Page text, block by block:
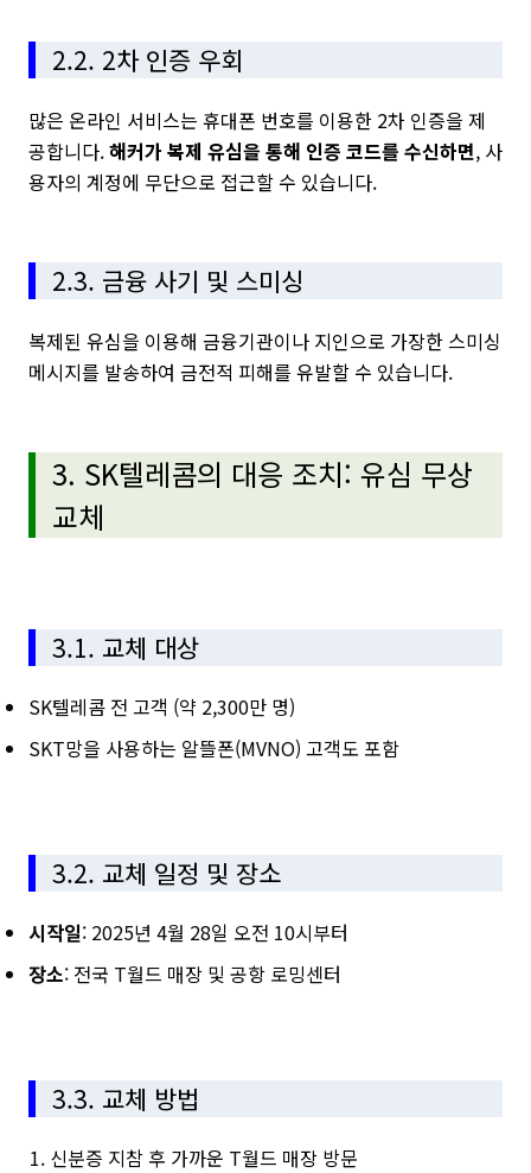
2.2. 2차 인증 우회
많은 온라인 서비스는 휴대폰 번호를 이용한 2차 인증을 제
공합니다.해커가 복제 유심을 통해 인증 코드를 수신하면, 사
용자의 계정에 무단으로 접근할 수 있습니다.
2.3. 금융 사기 및 스미싱
복제된 유심을 이용해 금융기관이나 지인으로 가장한 스미싱
메시지를 발송하여 금전적 피해를 유발할 수 있습니다.
3. SK텔레콤의 대응 조치: 유심 무상
교체
3.1. 교체 대상
SK텔레콤 전 고객 (약 2,300만 명)
SKT망을 사용하는 알뜰폰(MVNO) 고객도 포함
3.2. 교체 일정 및 장소
시작일: 2025년 4월 28일 오전 10시부터
장소: 전국 T월드 매장 및 공항 로밍센터
3.3. 교체 방법
신분증 지참 후 가까운 T월드 매장 방문